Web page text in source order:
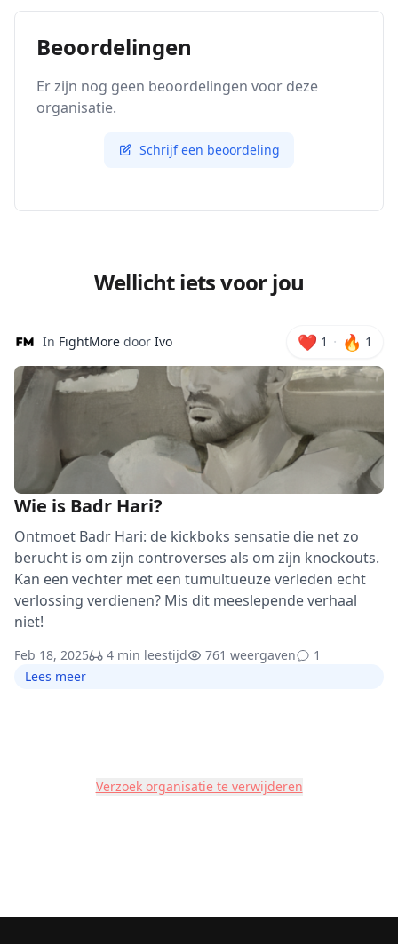
Beoordelingen
Er zijn nog geen beoordelingen voor deze
organisatie.
Schrijf een beoordeling
Wellicht iets voor jou
In FightMore door Ivo ❤️ 1 · 🔥 1
Wie is Badr Hari?
Ontmoet Badr Hari: de kickboks sensatie die net zo
berucht is om zijn controverses als om zijn knockouts.
Kan een vechter met een tumultueuze verleden echt
verlossing verdienen? Mis dit meeslepende verhaal
niet!
Feb 18, 2025 4 min leestijd 761 weergaven
1
Lees meer
Verzoek organisatie te verwijderen